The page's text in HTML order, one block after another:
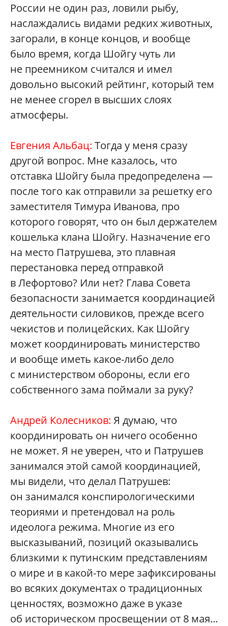
России не один раз, ловили рыбу,
наслаждались видами редких животных,
загорали, в конце концов, и вообще
было время, когда Шойгу чуть ли
не преемником считался и имел
довольно высокий рейтинг, который тем
не менее сгорел в высших слоях
атмосферы.
Евгения Альбац: Тогда у меня сразу
другой вопрос. Мне казалось, что
отставка Шойгу была предопределена —
после того как отправили за решетку его
заместителя Тимура Иванова, про
которого говорят, что он был держателем
кошелька клана Шойгу. Назначение его
на место Патрушева, это плавная
перестановка перед отправкой
в Лефортово? Или нет? Глава Совета
безопасности занимается координацией
деятельности силовиков, прежде всего
чекистов и полицейских. Как Шойгу
может координировать министерство
и вообще иметь какое-либо дело
с министерством обороны, если его
собственного зама поймали за руку?
Андрей Колесников: Я думаю, что
координировать он ничего особенно
не может. Я не уверен, что и Патрушев
занимался этой самой координацией,
мы видели, что делал Патрушев:
он занимался конспирологическими
теориями и претендовал на роль
идеолога режима. Многие из его
высказываний, позиций оказывались
близкими к путинским представлениям
о мире и в какой-то мере зафиксированы
во всяких документах о традиционных
ценностях, возможно даже в указе
об историческом просвещении от 8 мая...